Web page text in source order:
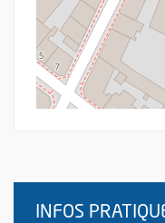
INFOS